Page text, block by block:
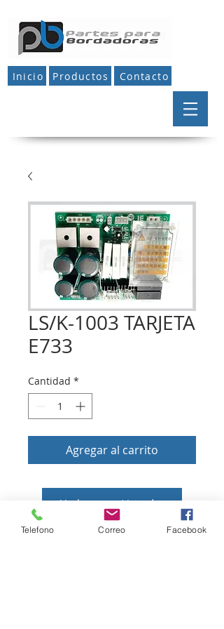
Inicio Productos Contacto
LS/K-1003 TARJETA
E733
Cantidad *
Agregar al carrito
Volver a tienda
Telefono Correo Facebook